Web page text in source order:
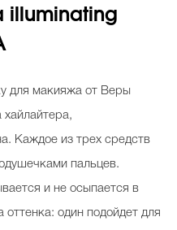
illuminating
для макияжа от Веры
Каждое из трех средств
пальцев.
и не осыпается в
один подойдет для